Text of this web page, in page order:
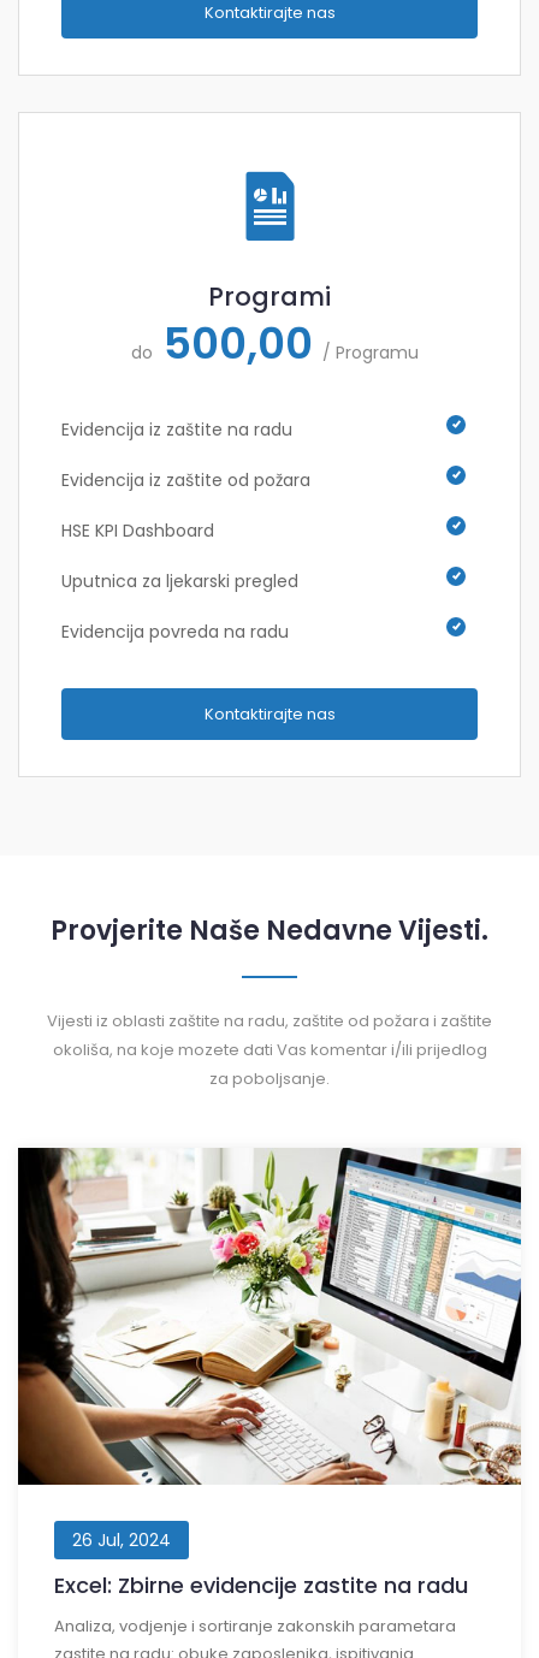
Kontaktirajte nas
Programi
do 500,00 / Programu
Evidencija iz zaštite na radu
Evidencija iz zaštite od požara
HSE KPI Dashboard
Uputnica za ljekarski pregled
Evidencija povreda na radu
Kontaktirajte nas
Provjerite Naše Nedavne Vijesti.
Vijesti iz oblasti zaštite na radu, zaštite od požara i zaštite
okoliša, na koje mozete dati Vas komentar i/ili prijedlog
za poboljsanje.
26 Jul, 2024
Excel: Zbirne evidencije zastite na radu
Analiza, vodjenje i sortiranje zakonskih parametara